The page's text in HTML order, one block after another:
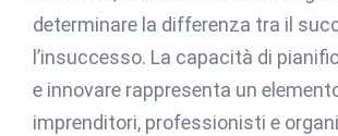
determinare la differenza tra il
l’insuccesso. La capacità di
e innovare rappresenta un
imprenditori, professionisti e